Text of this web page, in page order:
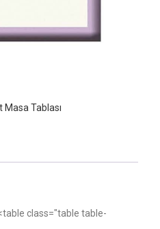
Masa Tablası
class="table table-